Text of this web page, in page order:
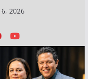
2026